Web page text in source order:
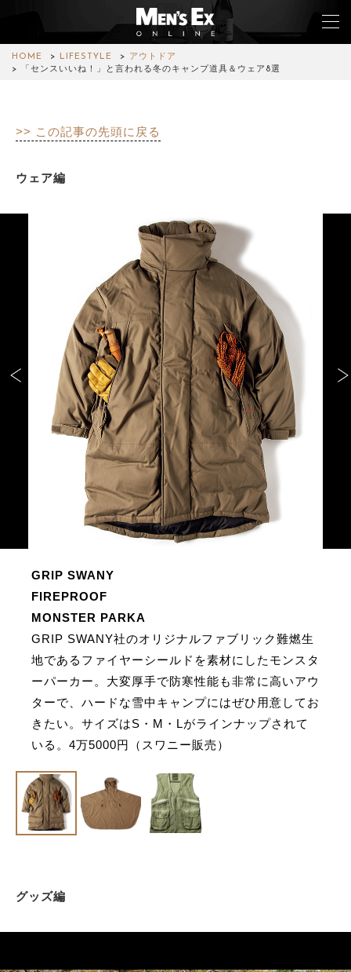
HOME LIFESTYLE
アウトドア
「センスいいね！」と言われる冬のキャンプ道具＆ウェア8選
>> この記事の先頭に戻る
ウェア編
GRIP SWANY
FIREPROOF
MONSTER PARKA
GRIP SWANY社のオリジナルファブリック難燃生
地であるファイヤーシールドを素材にしたモンスタ
ーパーカー。大変厚手で防寒性能も非常に高いアウ
ターで、ハードな雪中キャンプにはぜひ用意してお
きたい。サイズはS・M・Lがラインナップされて
いる。4万5000円（スワニー販売）
グッズ編
FASHION
WATCH
MAGAZINE
ABOUT SITE
サイトマップ